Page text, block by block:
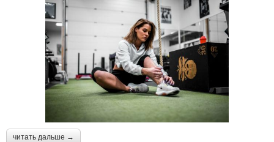
читать дальше →